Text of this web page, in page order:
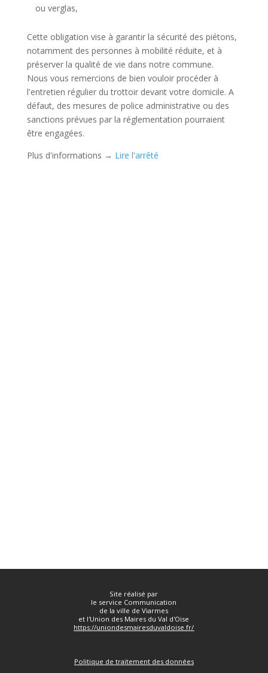
ou verglas,
Cette obligation vise à garantir la sécurité des piétons,
notamment des personnes à mobilité réduite, et à
préserver la qualité de vie dans notre commune.
Nous vous remercions de bien vouloir procéder à
l'entretien régulier du trottoir devant votre domicile. A
défaut, des mesures de police administrative ou des
sanctions prévues par la réglementation pourraient
être engagées.
Plus d'informations → Lire l'arrêté
Site réalisé par
le service Communication
de la ville de Viarmes
et l'Union des Maires du Val d'Oise
https://uniondesmairesduvaldoise.fr/
Politique de traitement des données